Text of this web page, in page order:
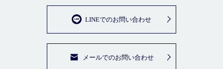
LINEでのお問い合わせ
メールでのお問い合わせ